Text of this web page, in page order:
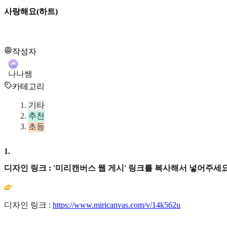
사랑해요(하트)
작성자
나나쌤
카테고리
기타
추천
초등
1.
디자인 링크 : '미리캔버스 웹 게시' 링크를 복사해서 넣어주세
디자인 링크 : https://www.miricanvas.com/v/14k562u